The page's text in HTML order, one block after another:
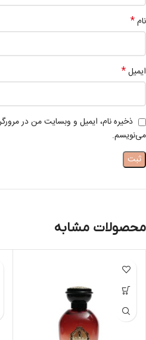
نام*
ایمیل*
ذخیره نام، ایمیل و وبسایت من در
می‌نویسم.
محصولات مشابه